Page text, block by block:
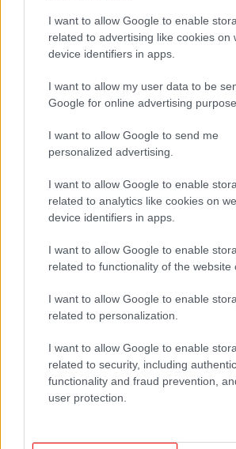
I want to allow Google to enable
related to advertising like cookies on
device identifiers in apps.
I want to allow my user data to be
Google for online advertising
I want to allow Google to send me
personalized advertising.
I want to allow Google to enable
related to analytics like cookies on
device identifiers in apps.
I want to allow Google to enable
related to functionality of the website
I want to allow Google to enable
related to personalization.
I want to allow Google to enable
related to security, including
functionality and fraud prevention,
user protection.
Μέσω μηνυμάτων ομολόγησε τη
Σύμφωνα με πληροφορίες του
Σάββατο, ο 32χρονος ομολογούσε
Αναστάζια. Από την ανάκτηση των
έγιναν μετά τη δολοφονία της
διαπιστώθηκε ότι ο 32χρονος είπε
του για το φρικτό έγκλημα που
πάει στην Ιταλία.
Παράλληλα, ο Μπαγκλαντεσιανός
αναζητήσεις στο διαδίκτυογια το
ιστορικό των στιγμάτων
αργότερα πώς θα διαγράψει και το
δρομολόγια και πώς θα βγάλει
απευθείας πτήση στην Ιταλία.
Εκλογές Ιουνίου: Πώς ψήφισαν οι